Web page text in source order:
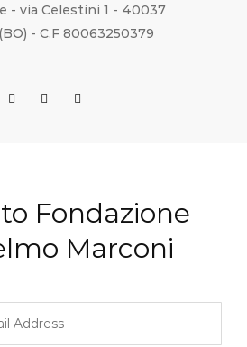
- via Celestini 1 - 40037
- C.F 80063250379
Fondazione
Marconi